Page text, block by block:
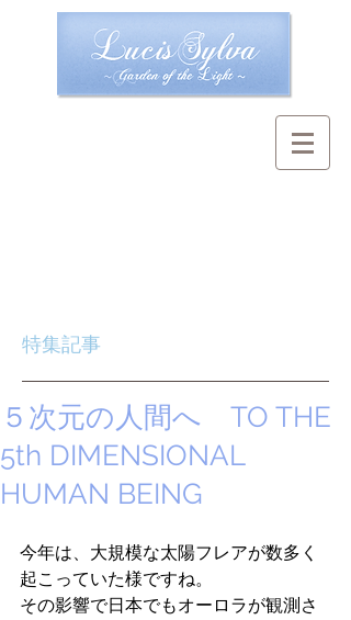
特集記事
５次元の人間へ TO THE
5th DIMENSIONAL
HUMAN BEING
今年は、大規模な太陽フレアが数多く
起こっていた様ですね。
その影響で日本でもオーロラが観測さ